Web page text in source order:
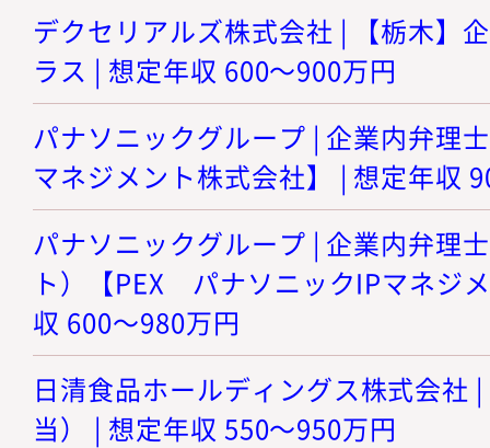
デクセリアルズ株式会社 | 【栃木】
ラス | 想定年収 600～900万円
パナソニックグループ | 企業内弁理
マネジメント株式会社】 | 想定年収
パナソニックグループ | 企業内弁理
ト）【PEX パナソニックIPマネジ
収 600～980万円
日清食品ホールディングス株式会社
当） | 想定年収 550～950万円